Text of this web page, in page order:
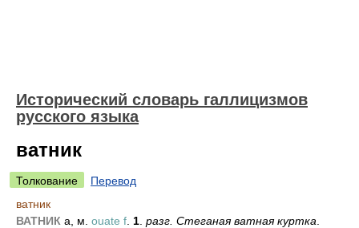
Исторический словарь галлицизмов
русского языка
ватник
Толкование
Перевод
ватник
ВАТНИК а, м. ouate f 1 разг. Стеганая ватная куртка